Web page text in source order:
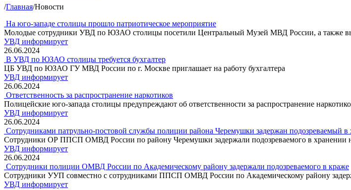
/Главная/Новости
На юго-западе столицы прошло патриотическое мероприятие
Молодые сотрудники УВД по ЮЗАО столицы посетили Центральный Музей МВД России, а также
УВД информирует
26.06.2024
В УВД по ЮЗАО столицы требуется бухгалтер
ЦБ УВД по ЮЗАО ГУ МВД России по г. Москве приглашает на работу бухгалтера
УВД информирует
26.06.2024
Ответственность за распространение наркотиков
Полицейские юго-запада столицы предупреждают об ответственности за распространение
УВД информирует
26.06.2024
Сотрудниками патрульно-постовой службы полиции района Черемушки задержан подозреваемый в
Сотрудники ОР ППСП ОМВД России по району Черемушки задержали подозреваемого в хранении
УВД информирует
26.06.2024
Сотрудники полиции ОМВД России по Академическому району задержали подозреваемого в краже
Сотрудники УУП совместно с сотрудниками ППСП ОМВД России по Академическому району
УВД информирует